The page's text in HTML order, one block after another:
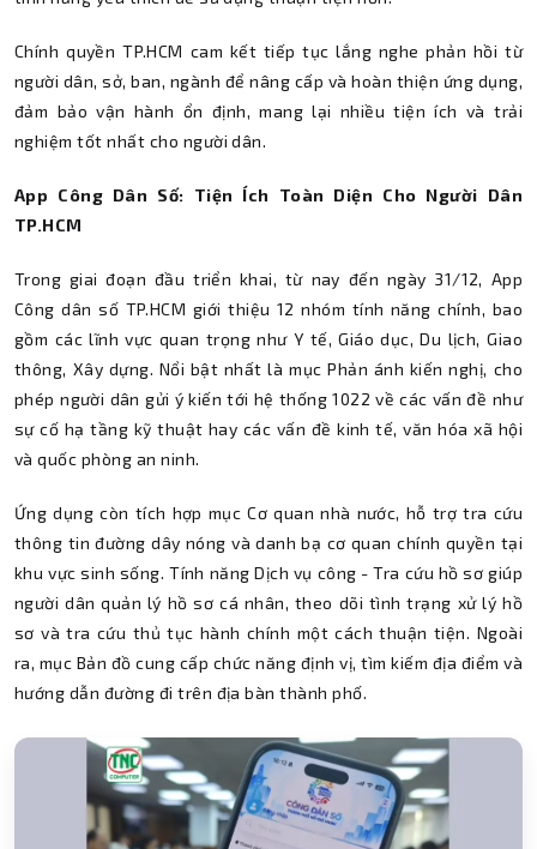
Chính quyền TP.HCM cam kết tiếp tục lắng nghe phản hồi từ
người dân, sở, ban, ngành để nâng cấp và hoàn thiện ứng dụng,
đảm bảo vận hành ổn định, mang lại nhiều tiện ích và trải
nghiệm tốt nhất cho người dân.
App Công Dân Số: Tiện Ích Toàn Diện Cho Người Dân
TP.HCM
Trong giai đoạn đầu triển khai, từ nay đến ngày 31/12, App
Công dân số TP.HCM giới thiệu 12 nhóm tính năng chính, bao
gồm các lĩnh vực quan trọng như Y tế, Giáo dục, Du lịch, Giao
thông, Xây dựng. Nổi bật nhất là mục Phản ánh kiến nghị, cho
phép người dân gửi ý kiến tới hệ thống 1022 về các vấn đề như
sự cố hạ tầng kỹ thuật hay các vấn đề kinh tế, văn hóa xã hội
và quốc phòng an ninh.
Ứng dụng còn tích hợp mục Cơ quan nhà nước, hỗ trợ tra cứu
thông tin đường dây nóng và danh bạ cơ quan chính quyền tại
khu vực sinh sống. Tính năng Dịch vụ công - Tra cứu hồ sơ giúp
người dân quản lý hồ sơ cá nhân, theo dõi tình trạng xử lý hồ
sơ và tra cứu thủ tục hành chính một cách thuận tiện. Ngoài
ra, mục Bản đồ cung cấp chức năng định vị, tìm kiếm địa điểm và
hướng dẫn đường đi trên địa bàn thành phố.